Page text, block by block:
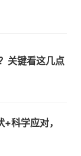
关键看这几点
科学应对，